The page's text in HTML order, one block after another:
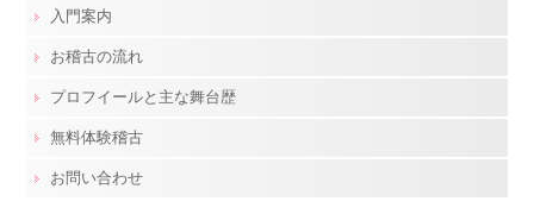
入門案内
お稽古の流れ
プロフイールと主な舞台歴
無料体験稽古
お問い合わせ